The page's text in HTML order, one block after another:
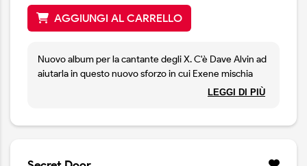
AGGIUNGI AL CARRELLO
Nuovo album per la cantante degli X. C'è Dave Alvin ad
aiutarla in questo nuovo sforzo in cui Exene mischia
abilmente rock e radici e mette sul piatto dei testi
LEGGI DI PIÙ